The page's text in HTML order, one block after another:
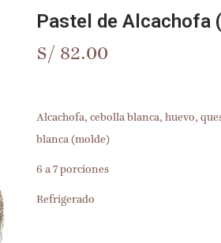
Pastel de Alcachofa
S/ 82.00
Alcachofa, cebolla blanca, huevo,
blanca (molde)
6 a 7 porciones
Refrigerado